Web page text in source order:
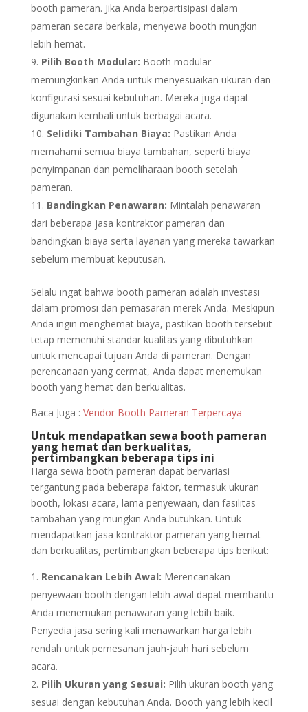
booth pameran. Jika Anda berpartisipasi dalam
pameran secara berkala, menyewa booth mungkin
lebih hemat.
Pilih Booth Modular: Booth modular
memungkinkan Anda untuk menyesuaikan ukuran dan
konfigurasi sesuai kebutuhan. Mereka juga dapat
digunakan kembali untuk berbagai acara.
Selidiki Tambahan Biaya: Pastikan Anda
memahami semua biaya tambahan, seperti biaya
penyimpanan dan pemeliharaan booth setelah
pameran.
Bandingkan Penawaran: Mintalah penawaran
dari beberapa jasa kontraktor pameran dan
bandingkan biaya serta layanan yang mereka tawarkan
sebelum membuat keputusan.
Selalu ingat bahwa booth pameran adalah investasi
dalam promosi dan pemasaran merek Anda. Meskipun
Anda ingin menghemat biaya, pastikan booth tersebut
tetap memenuhi standar kualitas yang dibutuhkan
untuk mencapai tujuan Anda di pameran. Dengan
perencanaan yang cermat, Anda dapat menemukan
booth yang hemat dan berkualitas.
Baca Juga : Vendor Booth Pameran Terpercaya
Untuk mendapatkan sewa booth pameran
yang hemat dan berkualitas,
pertimbangkan beberapa tips ini
Harga sewa booth pameran dapat bervariasi
tergantung pada beberapa faktor, termasuk ukuran
booth, lokasi acara, lama penyewaan, dan fasilitas
tambahan yang mungkin Anda butuhkan. Untuk
mendapatkan jasa kontraktor pameran yang hemat
dan berkualitas, pertimbangkan beberapa tips berikut:
Rencanakan Lebih Awal: Merencanakan
penyewaan booth dengan lebih awal dapat membantu
Anda menemukan penawaran yang lebih baik.
Penyedia jasa sering kali menawarkan harga lebih
rendah untuk pemesanan jauh-jauh hari sebelum
acara.
Pilih Ukuran yang Sesuai: Pilih ukuran booth yang
sesuai dengan kebutuhan Anda. Booth yang lebih kecil